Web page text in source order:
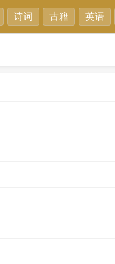
诗词 古籍 英语